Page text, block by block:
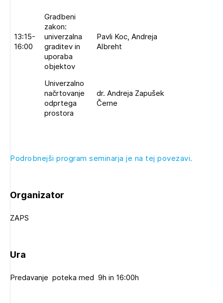
13:15-
16:00
Gradbeni
zakon:
univerzalna
graditev in
uporaba
objektov
Pavli Koc, Andreja
Albreht
Univerzalno
načrtovanje
odprtega
prostora
dr. Andreja Zapušek
Černe
Podrobnejši program seminarja je na tej povezavi.
Organizator
ZAPS
Ura
Predavanje poteka med 9h in 16:00h